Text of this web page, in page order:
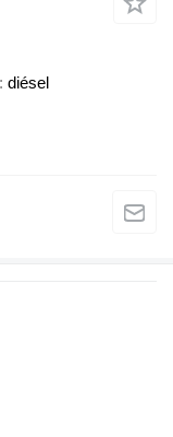
diésel